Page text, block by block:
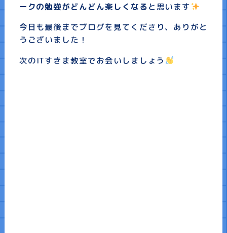
ークの勉強がどんどん楽しくなると思います
今日も最後までブログを見てくださり、ありがと
うございました！
次のITすきま教室でお会いしましょう